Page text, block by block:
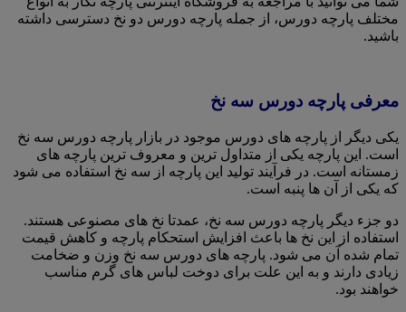
مختلف پارچه دورس، از جمله پارچه دورس دو نخ دسترسی داشته
باشید.
معرفی پارچه دورس سه نخ
یکی دیگر از پارچه های دورس موجود در بازار پارچه دورس سه نخ
است. این پارچه یکی از متداول ترین و معروف ترین پارچه های
زمستانه است. در فرآیند تولید این پارچه از سه نخ استفاده می شود
که یکی از آن ها پنبه است.
دو جزء دیگر پارچه دورس سه نخ، عمدتا نخ های مصنوعی هستند.
استفاده از این نخ ها باعث افزایش استحکام پارچه و کاهش قیمت
تمام شده آن می شود. پارچه های دورس سه نخ وزن و ضخامت
زیادی دارند و به این علت برای دوخت لباس های گرم مناسب
خواهند بود.